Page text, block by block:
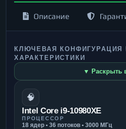
Описание
КЛЮЧЕВАЯ КОНФИГУРАЦИЯ
ХАРАКТЕРИСТИКИ
▼ Раскрыть
🧠
Intel Core i9-10980XE
ПРОЦЕССОР
18 ядер • 36 потоков • 3000 МГц